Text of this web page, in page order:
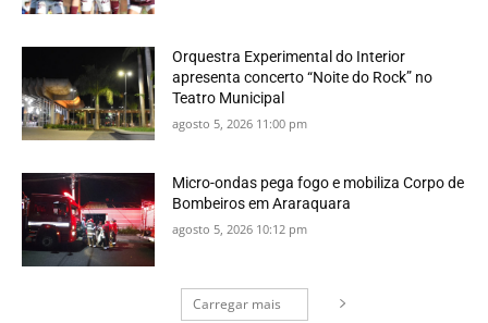
Orquestra Experimental do Interior
apresenta concerto “Noite do Rock” no
Teatro Municipal
agosto 5, 2026 11:00 pm
Micro-ondas pega fogo e mobiliza Corpo de
Bombeiros em Araraquara
agosto 5, 2026 10:12 pm
Carregar mais